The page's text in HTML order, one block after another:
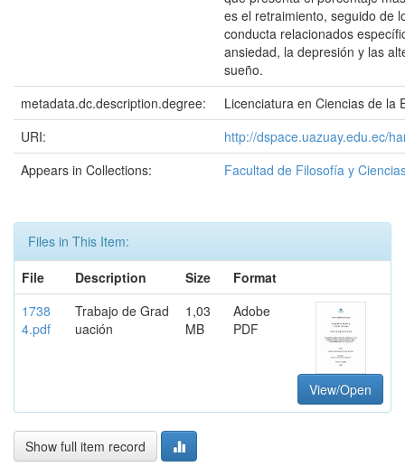
es el retraimiento, seguido de
conducta relacionados
ansiedad, la depresión y las
sueño.
metadata.dc.description.degree:
Licenciatura en Ciencias de la
URI:
http://dspace.uazuay.edu.ec/
Appears in Collections:
Facultad de Filosofía y
Files in This Item:
File
Description Size
Format
1738
4.pdf
Trabajo de Grad
uación
1,03
MB
Adobe
PDF
View/Open
Show full item record